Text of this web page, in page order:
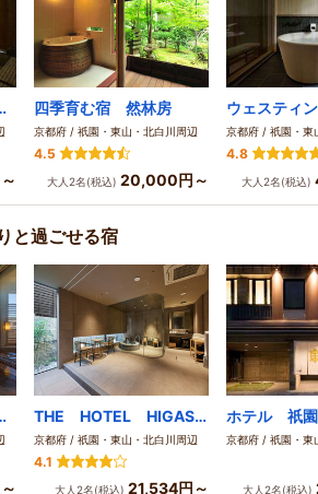
ル京都 四季育む宿 然林房
京都府 / 祇園・東山・北白川周辺
4.5
大人2名(税込) 20,000円～
京都府 / 祇園・東
4.8
大人2名(税込)
と過ごせる宿
ル京都 THE HOTEL HIGASHIYAMA KYOTO TOKYU, A Pan Pacific Hotel
京都府 / 祇園・東山・北白川周辺
4.1
大人2名(税込) 21,534円～
ホテル 祇
京都府 / 祇園・東
大人2名(税込)